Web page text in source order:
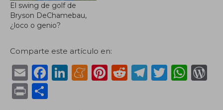
El swing de golf de
Bryson DeChamebau,
¿loco o genio?
Comparte este artículo en:
E
m
ai
F
Li M Pi R
T
T
W
P